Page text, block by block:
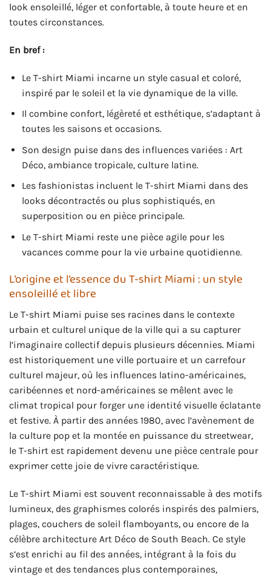
look ensoleillé, léger et confortable, à toute heure et en
toutes circonstances.
En bref :
Le T-shirt Miami incarne un style casual et coloré,
inspiré par le soleil et la vie dynamique de la ville.
Il combine confort, légèreté et esthétique, s’adaptant à
toutes les saisons et occasions.
Son design puise dans des influences variées : Art
Déco, ambiance tropicale, culture latine.
Les fashionistas incluent le T-shirt Miami dans des
looks décontractés ou plus sophistiqués, en
superposition ou en pièce principale.
Le T-shirt Miami reste une pièce agile pour les
vacances comme pour la vie urbaine quotidienne.
L’origine et l’essence du T-shirt Miami : un style
ensoleillé et libre
Le T-shirt Miami puise ses racines dans le contexte
urbain et culturel unique de la ville qui a su capturer
l’imaginaire collectif depuis plusieurs décennies. Miami
est historiquement une ville portuaire et un carrefour
culturel majeur, où les influences latino-américaines,
caribéennes et nord-américaines se mêlent avec le
climat tropical pour forger une identité visuelle éclatante
et festive. À partir des années 1980, avec l’avènement de
la culture pop et la montée en puissance du streetwear,
le T-shirt est rapidement devenu une pièce centrale pour
exprimer cette joie de vivre caractéristique.
Le T-shirt Miami est souvent reconnaissable à des motifs
lumineux, des graphismes colorés inspirés des palmiers,
plages, couchers de soleil flamboyants, ou encore de la
célèbre architecture Art Déco de South Beach. Ce style
s’est enrichi au fil des années, intégrant à la fois du
vintage et des tendances plus contemporaines,